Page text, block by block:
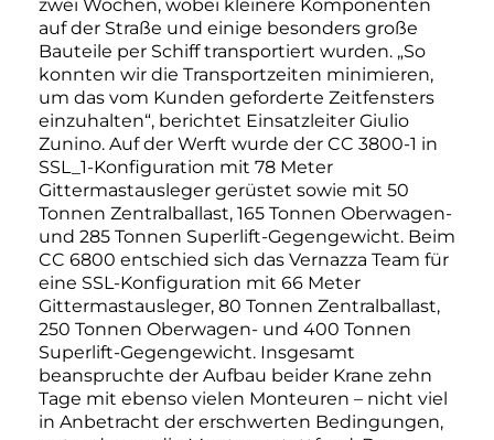
zwei Wochen, wobei kleinere Komponenten
auf der Straße und einige besonders große
Bauteile per Schiff transportiert wurden. „So
konnten wir die Transportzeiten minimieren,
um das vom Kunden geforderte Zeitfensters
einzuhalten“, berichtet Einsatzleiter Giulio
Zunino. Auf der Werft wurde der CC 3800-1 in
SSL_1-Konfiguration mit 78 Meter
Gittermastausleger gerüstet sowie mit 50
Tonnen Zentralballast, 165 Tonnen Oberwagen-
und 285 Tonnen Superlift-Gegengewicht. Beim
CC 6800 entschied sich das Vernazza Team für
eine SSL-Konfiguration mit 66 Meter
Gittermastausleger, 80 Tonnen Zentralballast,
250 Tonnen Oberwagen- und 400 Tonnen
Superlift-Gegengewicht. Insgesamt
beanspruchte der Aufbau beider Krane zehn
Tage mit ebenso vielen Monteuren – nicht viel
in Anbetracht der erschwerten Bedingungen,